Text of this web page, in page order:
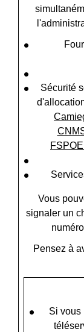
Sécurité
Vous
signaler un
Pensez à
Si vous